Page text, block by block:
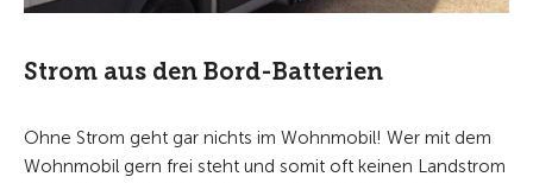
Strom aus den Bord-Batterien
Ohne Strom geht gar nichts im Wohnmobil! Wer mit dem
Wohnmobil gern frei steht und somit oft keinen Landstrom